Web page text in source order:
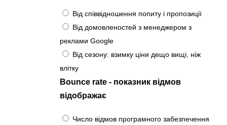
Від співвідношення попиту і пропозиції
Від домовленостей з менеджером з
реклами Google
Від сезону: взимку ціни дещо вищі, ніж
влітку
Bounce rate - показник відмов
відображає
Число відмов програмного забезпечення